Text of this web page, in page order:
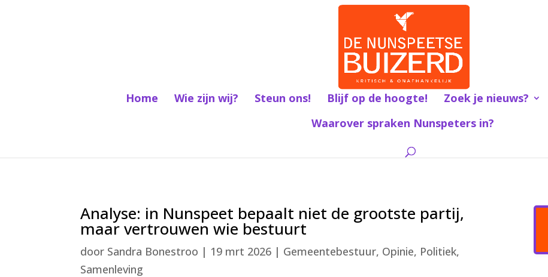
Home Wie zijn wij? Steun ons! Blijf op de hoogte! Zoek je nieuws?
Waarover spraken Nunspeters in?
Analyse: in Nunspeet bepaalt niet de grootste partij,
maar vertrouwen wie bestuurt
door Sandra Bonestroo | 19 mrt 2026 | Gemeentebestuur, Opinie, Politiek,
Samenleving